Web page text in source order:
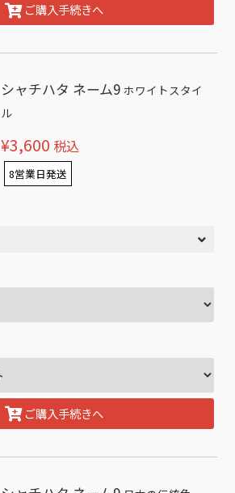
ご購入手続きへ
シャチハタ ネーム9 ホワイトスタイ
ル
¥3,600 税込
8営業日発送
ご購入手続きへ